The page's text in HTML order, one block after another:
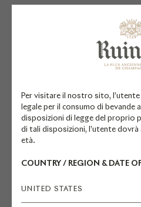
Per visitare il nostro sito,
legale per il consumo di bevande
disposizioni di legge del proprio
di tali disposizioni, l’utente dovrà
età.
COUNTRY / REGION & DATE
UNITED STATES
3. Rimuovere la
copertura,
Assicurarsi che il
puntato
4. Tenere
mantenendo una
corpo della
5. Girare il corpo
liberare
collo senza farlo